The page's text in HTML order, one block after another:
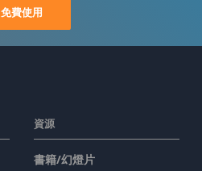
免費使用
資源
書籍/幻燈片